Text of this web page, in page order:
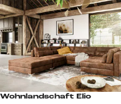
Wohnlandschaft Elio